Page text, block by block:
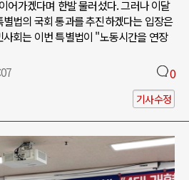
어가겠다며 한발 물러섰다. 그러나 이달
법의 국회 통과를 추진하겠다는 입장은
회는 이번 특별법이 "노동시간을 연장
0
기사수정